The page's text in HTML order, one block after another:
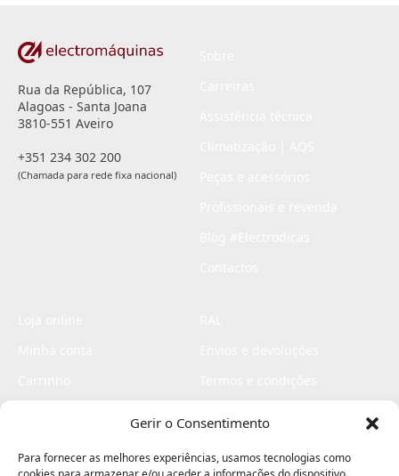
Gerir o Consentimento
Para fornecer as melhores experiências, usamos tecnologias como
Rua da República, 107
Alagoas - Santa Joana
3810-551 Aveiro
+351 234 302 200
(Chamada para rede fixa nacional)
Livro de elogios